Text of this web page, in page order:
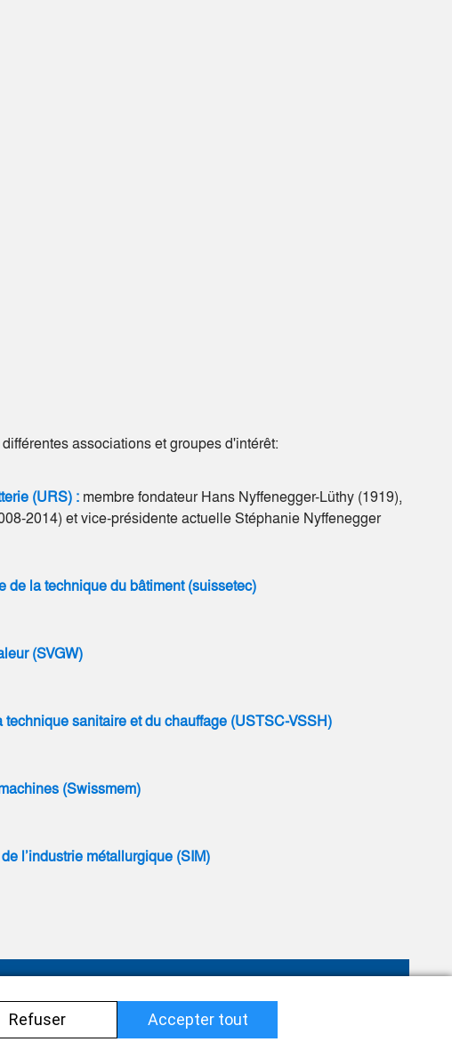
associations et groupes d'intérêt:
(URS) : membre fondateurHans Nyffenegger-Lüthy (1919),
2014) et vice-présidente actuelle Stéphanie Nyffenegger
la technique du bâtiment (suissetec)
(SVGW)
sanitaire et du chauffage (USTSC-VSSH)
(Swissmem)
l’industrie métallurgique (SIM)
Impressum